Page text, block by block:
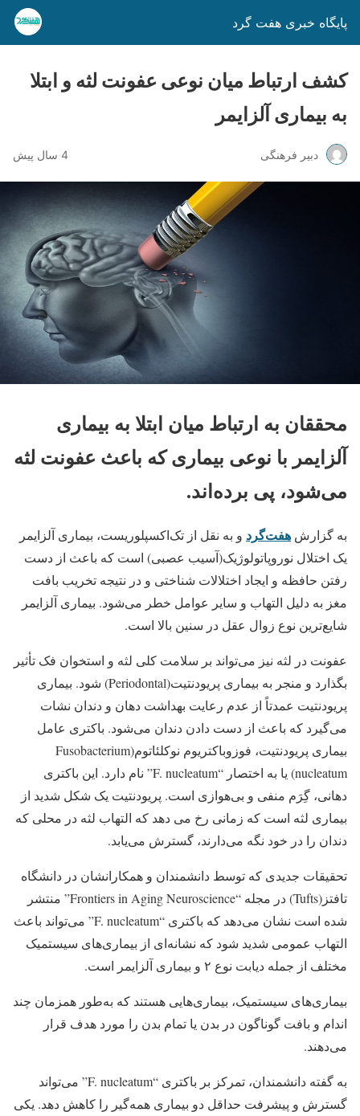
پایگاه خبری هفت گرد
کشف ارتباط میان نوعی عفونت لثه و ابتلا
به بیماری آلزایمر
دبیر فرهنگی 4 سال پیش
محققان به ارتباط میان ابتلا به بیماری
آلزایمر با نوعی بیماری که باعث عفونت لثه
می‌شود، پی برده‌اند.
به گزارش هفت‌گرد و به نقل از تک‌اکسپلوریست، بیماری آلزایمر
یک اختلال نوروپاتولوژیک(آسیب عصبی) است که باعث از دست
رفتن حافظه و ایجاد اختلالات شناختی و در نتیجه تخریب بافت
مغز به دلیل التهاب و سایر عوامل خطر می‌شود. بیماری آلزایمر
شایع‌ترین نوع زوال عقل در سنین بالا است.
عفونت در لثه نیز می‌تواند بر سلامت کلی لثه و استخوان فک تأثیر
بگذارد و منجر به بیماری پریودنتیت(Periodontal) شود. بیماری
پریودنتیت عمدتاً از عدم رعایت بهداشت دهان و دندان نشات
می‌گیرد که باعث از دست دادن دندان می‌شود. باکتری عامل
بیماری پریودنتیت، فوزوباکتریوم نوکلئاتوم(Fusobacterium
nucleatum) یا به اختصار “F. nucleatum” نام دارد. این باکتری
دهانی، گِرَم منفی و بی‌هوازی است. پریودنتیت یک شکل شدید از
بیماری لثه است که زمانی رخ می دهد که التهاب لثه در محلی که
دندان را در خود نگه می‌دارند، گسترش می‌یابد.
تحقیقات جدیدی که توسط دانشمندان و همکارانشان در دانشگاه
تافتز(Tufts) در مجله “Frontiers in Aging Neuroscience” منتشر
شده است نشان می‌دهد که باکتری “F. nucleatum‌” می‌تواند باعث
التهاب عمومی شدید شود که نشانه‌ای از بیماری‌های سیستمیک
مختلف از جمله دیابت نوع ۲ و بیماری آلزایمر است.
بیماری‌های سیستمیک، بیماری‌هایی هستند که به‌طور همزمان چند
اندام و بافت گوناگون در بدن یا تمام بدن را مورد هدف قرار
می‌دهند.
به گفته دانشمندان، تمرکز بر باکتری “F. nucleatum” می‌تواند
گسترش و پیشرفت حداقل دو بیماری همه‌گیر را کاهش دهد. یکی